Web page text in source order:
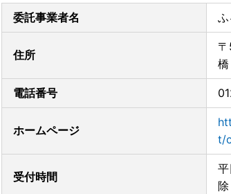
委託事業者名
住所
電話番号
ホームページ
t/
受付時間